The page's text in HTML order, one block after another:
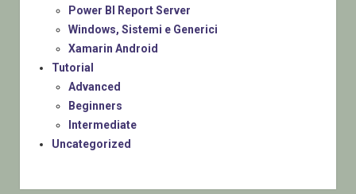
Power BI Report Server
Windows, Sistemi e Generici
Xamarin Android
Tutorial
Advanced
Beginners
Intermediate
Uncategorized